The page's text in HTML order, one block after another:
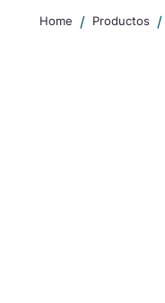
Home / Productos /